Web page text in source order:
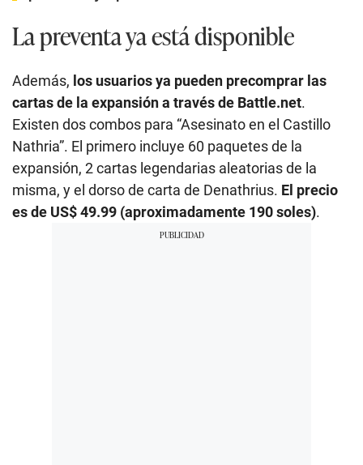
La preventa ya está disponible
Además, los usuarios ya pueden precomprar las
cartas de la expansión a través de Battle.net.
Existen dos combos para “Asesinato en el Castillo
Nathria”. El primero incluye 60 paquetes de la
expansión, 2 cartas legendarias aleatorias de la
misma, y el dorso de carta de Denathrius. El precio
es de US$ 49.99 (aproximadamente 190 soles).